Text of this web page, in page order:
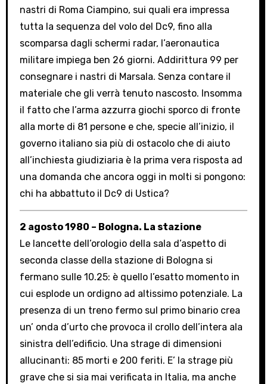
nastri di Roma Ciampino, sui quali era impressa
tutta la sequenza del volo del Dc9, fino alla
scomparsa dagli schermi radar, l’aeronautica
militare impiega ben 26 giorni. Addirittura 99 per
consegnare i nastri di Marsala. Senza contare il
materiale che gli verrà tenuto nascosto. Insomma
il fatto che l’arma azzurra giochi sporco di fronte
alla morte di 81 persone e che, specie all’inizio, il
governo italiano sia più di ostacolo che di aiuto
all’inchiesta giudiziaria è la prima vera risposta ad
una domanda che ancora oggi in molti si pongono:
chi ha abbattuto il Dc9 di Ustica?
2 agosto 1980 – Bologna. La stazione
Le lancette dell’orologio della sala d’aspetto di
seconda classe della stazione di Bologna si
fermano sulle 10.25: è quello l’esatto momento in
cui esplode un ordigno ad altissimo potenziale. La
presenza di un treno fermo sul primo binario crea
un’ onda d’urto che provoca il crollo dell’intera ala
sinistra dell’edificio. Una strage di dimensioni
allucinanti: 85 morti e 200 feriti. E’ la strage più
grave che si sia mai verificata in Italia, ma anche